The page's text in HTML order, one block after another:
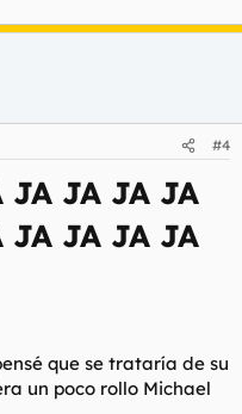
#4
JA JA JA JA
JA JA JA JA
que se trataría de su
un poco rollo Michael